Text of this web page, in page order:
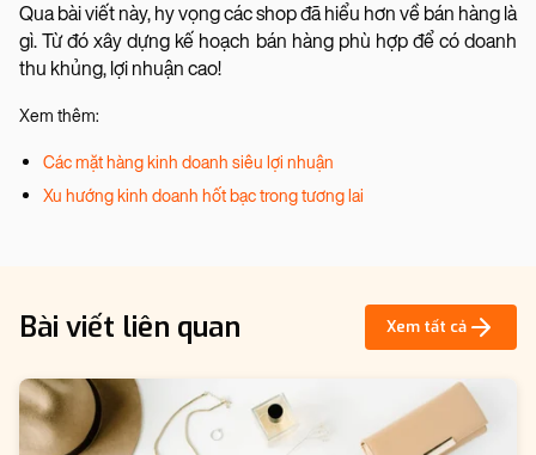
Qua bài viết này, hy vọng các shop đã hiểu hơn về bán hàng là
gì. Từ đó xây dựng kế hoạch bán hàng phù hợp để có doanh
thu khủng, lợi nhuận cao!
Xem thêm:
Các mặt hàng kinh doanh siêu lợi nhuận
Xu hướng kinh doanh hốt bạc trong tương lai
Bài viết liên quan Xem tất cả